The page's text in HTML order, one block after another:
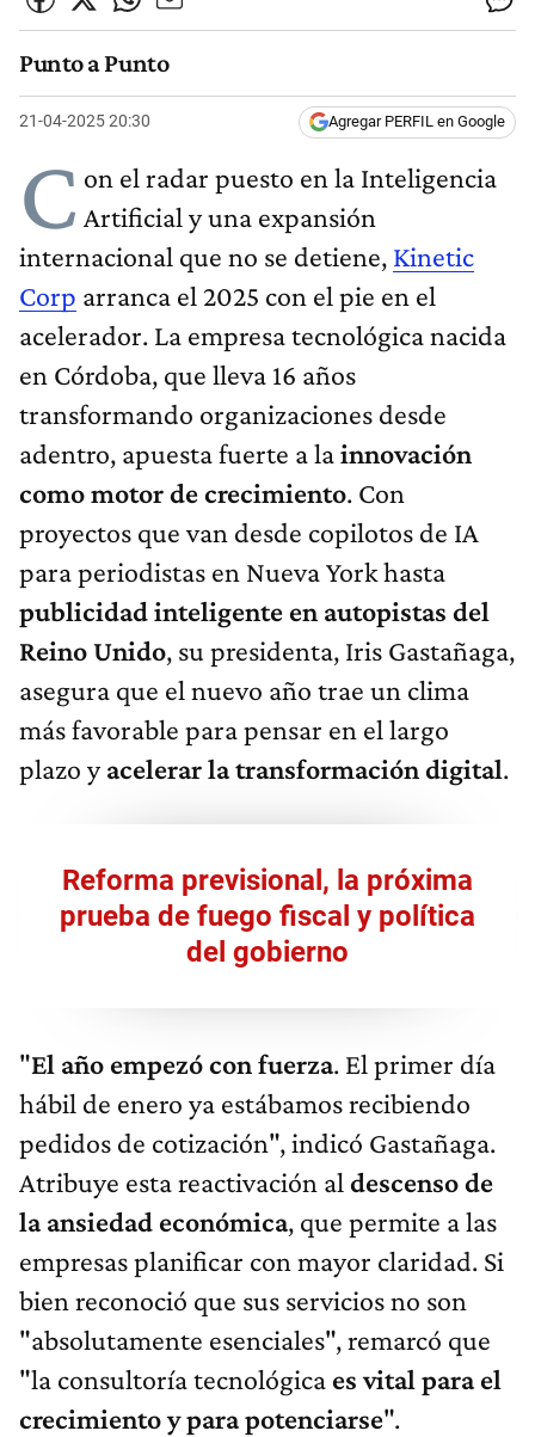
Punto a Punto
21-04-2025 20:30 Agregar PERFIL en Google
C on el radar puesto en la Inteligencia
Artificial y una expansión
internacional que no se detiene, Kinetic
Corp arranca el 2025 con el pie en el
acelerador. La empresa tecnológica nacida
en Córdoba, que lleva 16 años
transformando organizaciones desde
adentro, apuesta fuerte a lainnovación
como motor de crecimiento. Con
proyectos que van desde copilotos de IA
para periodistas en Nueva York hasta
publicidad inteligente en autopistas del
Reino Unido, su presidenta, Iris Gastañaga,
asegura que el nuevo año trae un clima
más favorable para pensar en el largo
plazo yacelerar la transformación digital.
Reforma previsional, la próxima
prueba de fuego fiscal y política
del gobierno
"El año empezó con fuerza. El primer día
hábil de enero ya estábamos recibiendo
pedidos de cotización", indicó Gastañaga.
Atribuye esta reactivación al descenso de
la ansiedad económica, que permite a las
empresas planificar con mayor claridad. Si
bien reconoció que sus servicios no son
"absolutamente esenciales", remarcó que
"la consultoría tecnológica es vital para el
crecimiento y para potenciarse".